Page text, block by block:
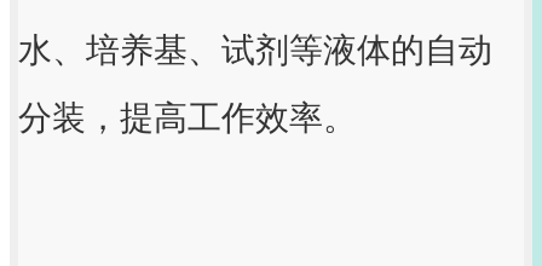
水、培养基、试剂等液体的自动
分装，提高工作效率。